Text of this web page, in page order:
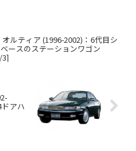
オルティア (1996-2002)：6代目シ
ースのステーションワゴン
3]
アハ